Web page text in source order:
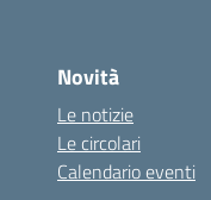
Novità
Le notizie
Le circolari
Calendario eventi